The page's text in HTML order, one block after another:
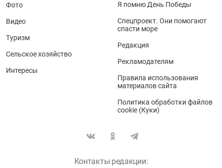
Фото
Видео
Туризм
Сельское хозяйство
Интересы
Я помню День Победы
Спецпроект. Они помогают
спасти море
Редакция
Рекламодателям
Правила использования
материалов сайта
Политика обработки файлов
cookie (Куки)
Контакты редакции: